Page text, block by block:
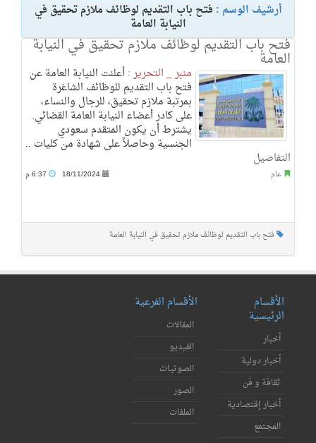
أرشيف الوسم :فتح باب التقديم لوظائف ملازم تحقيق في
النيابة العامة
فتح باب التقديم لوظائف ملازم تحقيق في النيابة
العامة
منبر _ التحرير :أعلنت النيابة العامة عن
فتح باب التقديم للوظائف الشاغرة
بمرتبة ملازم تحقيق، للرجال والنساء،
على كادر أعضاء النيابة العامة القضائي.
يشترط أن يكون المتقدم سعودي
الجنسية وحاصلاً على شهادة من كليات ..
التفاصيل
عام 18/11/2024
فتح باب التقديم لوظائف ملازم تحقيق في النيابة العامة
الأقسام
الرئيسية
أخبار
أخبار دولية
ثقافة و فن
أخبار إقتصادية
المجتمع
الأقسام الفرعية
المقالات
الفيديو
الصوتيات
الصور
الملفات